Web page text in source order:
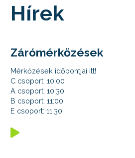
Hírek
Zárómérkőzések
Mérkőzések időpontjai itt!
C csoport: 10:00
A csoport: 10:30
B csoport: 11:00
E csoport: 11:30